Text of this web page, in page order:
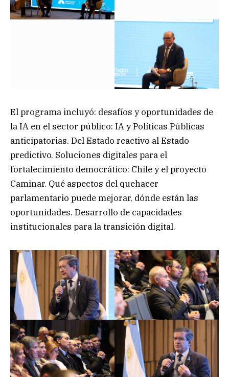
El programa incluyó: desafíos y oportunidades de
la IA en el sector público: IA y Políticas Públicas
anticipatorias. Del Estado reactivo al Estado
predictivo. Soluciones digitales para el
fortalecimiento democrático: Chile y el proyecto
Caminar. Qué aspectos del quehacer
parlamentario puede mejorar, dónde están las
oportunidades. Desarrollo de capacidades
institucionales para la transición digital.